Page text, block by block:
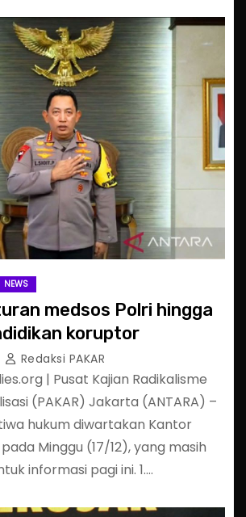
NEWS
medsos Polri hingga
koruptor
Redaksi PAKAR
| Pusat Kajian Radikalisme
(PAKAR) Jakarta (ANTARA) –
hukum diwartakan Kantor
Minggu (17/12), yang masih
informasi pagi ini. 1.…